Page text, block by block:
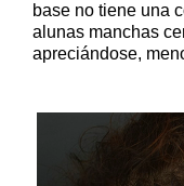
base no tiene una
alunas manchas
apreciándose,